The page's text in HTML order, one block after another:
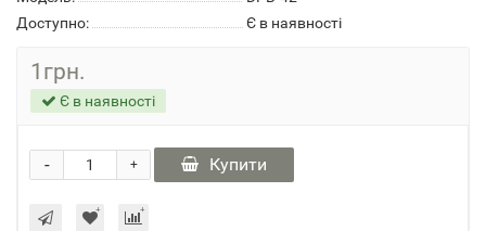
Доступно:
Є в наявності
1грн.
Є в наявності
+
- Купити